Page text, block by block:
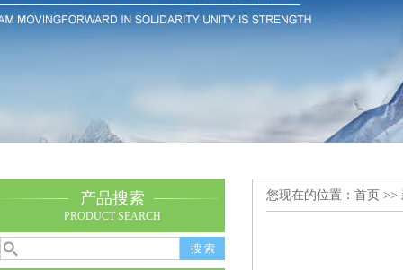
产品搜索
PRODUCT SEARCH
您现在的位置： 首页 >>